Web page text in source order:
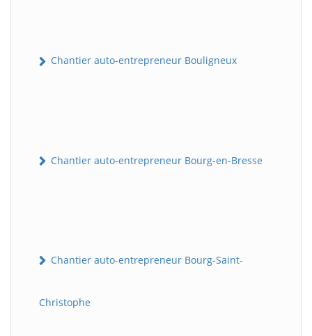
Chantier auto-entrepreneur Bouligneux
Chantier auto-entrepreneur Bourg-en-Bresse
Chantier auto-entrepreneur Bourg-Saint-
Christophe